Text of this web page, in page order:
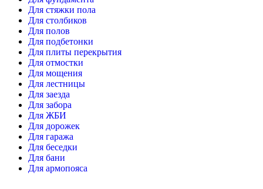
Для стяжки пола
Для столбиков
Для полов
Для подбетонки
Для плиты перекрытия
Для отмостки
Для мощения
Для лестницы
Для заезда
Для забора
Для ЖБИ
Для дорожек
Для гаража
Для беседки
Для бани
Для армопояса